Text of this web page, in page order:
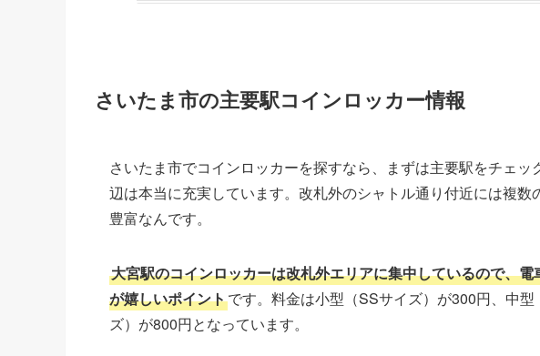
さいたま市の主要駅コインロッカー情報
さいたま市でコインロッカーを探すなら、まずは主要駅をチェ
辺は本当に充実しています。改札外のシャトル通り付近には複
豊富なんです。
大宮駅のコインロッカーは改札外エリアに集中しているので、
が嬉しいポイントです。料金は小型（SSサイズ）が300円、中
ズ）が800円となっています。